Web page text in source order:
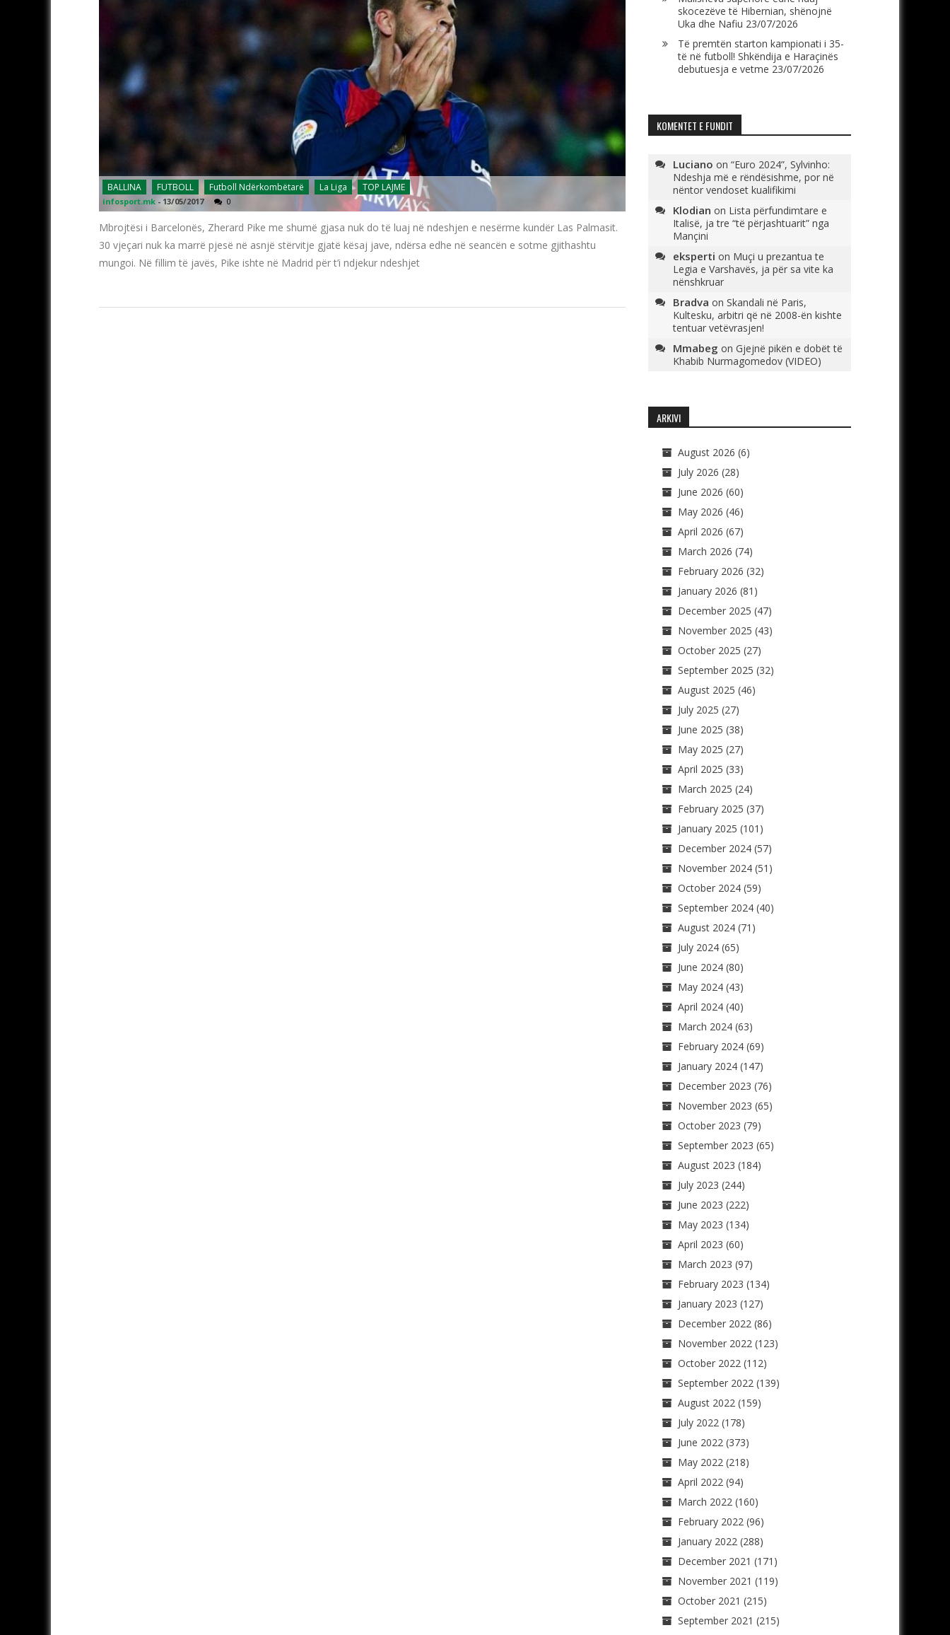
BALLINA FUTBOLL Futboll Ndërkombëtarë La Liga TOP LAJME
infosport.mk - 13/05/2017 0
Mbrojtësi i Barcelonës, Zherard Pike me shumë gjasa nuk do të luaj në ndeshjen e nesërme kundër Las Palmasit.
30 vjeçari nuk ka marrë pjesë në asnjë stërvitje gjatë kësaj jave, ndërsa edhe në seancën e sotme gjithashtu
mungoi. Në fillim të javës, Pike ishte në Madrid për t’i ndjekur ndeshjet
skocezëve të Hibernian, shënojnë
Uka dhe Nafiu 23/07/2026
Të premtën starton kampionati i 35-
të në futboll! Shkëndija e Haraçinës
debutuesja e vetme 23/07/2026
KOMENTET E FUNDIT
Luciano on “Euro 2024”, Sylvinho:
Ndeshja më e rëndësishme, por në
nëntor vendoset kualifikimi
Klodian on Lista përfundimtare e
Italisë, ja tre “të përjashtuarit” nga
Mançini
eksperti on Muçi u prezantua te
Legia e Varshavës, ja për sa vite ka
nënshkruar
Bradva on Skandali në Paris,
Kultesku, arbitri që në 2008-ën kishte
tentuar vetëvrasjen!
Mmabeg on Gjejnë pikën e dobët të
Khabib Nurmagomedov (VIDEO)
ARKIVI
August 2026 (6)
July 2026 (28)
June 2026 (60)
May 2026 (46)
April 2026 (67)
March 2026 (74)
February 2026 (32)
January 2026 (81)
December 2025 (47)
November 2025 (43)
October 2025 (27)
September 2025 (32)
August 2025 (46)
July 2025 (27)
June 2025 (38)
May 2025 (27)
April 2025 (33)
March 2025 (24)
February 2025 (37)
January 2025 (101)
December 2024(57)
November 2024(51)
October 2024(59)
September 2024(40)
August 2024(71)
July 2024(65)
June 2024(80)
May 2024(43)
April 2024(40)
March 2024(63)
February 2024(69)
January 2024(147)
December 2023 (76)
November 2023 (65)
October 2023 (79)
September 2023 (65)
August 2023 (184)
July 2023 (244)
June 2023 (222)
May 2023 (134)
April 2023 (60)
March 2023 (97)
February 2023 (134)
January 2023 (127)
December 2022(86)
November 2022(123)
October 2022(112)
September 2022(139)
August 2022(159)
July 2022(178)
June 2022(373)
May 2022(218)
April 2022(94)
March 2022(160)
February 2022(96)
January 2022(288)
December 2021 (171)
November 2021 (119)
October 2021 (215)
September 2021 (215)